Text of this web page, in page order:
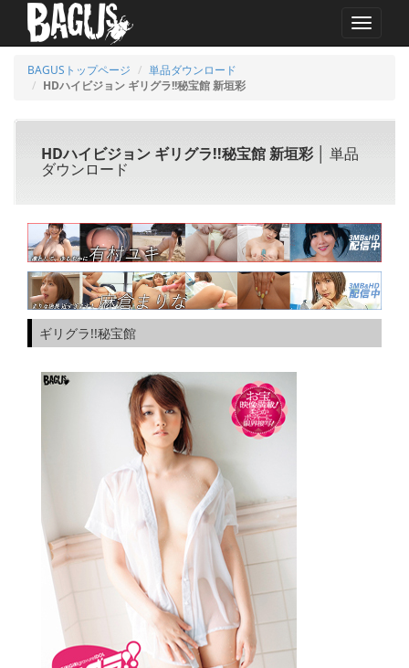
MENU
BAGUSトップページ
単品ダウンロード
HDハイビジョン ギリグラ!!秘宝館 新垣彩
HDハイビジョン ギリグラ!!秘宝館 新垣彩 │ 単品
ダウンロード
ギリグラ!!秘宝館